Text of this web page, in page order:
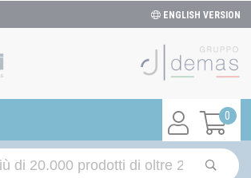
ENGLISH VERSION
0